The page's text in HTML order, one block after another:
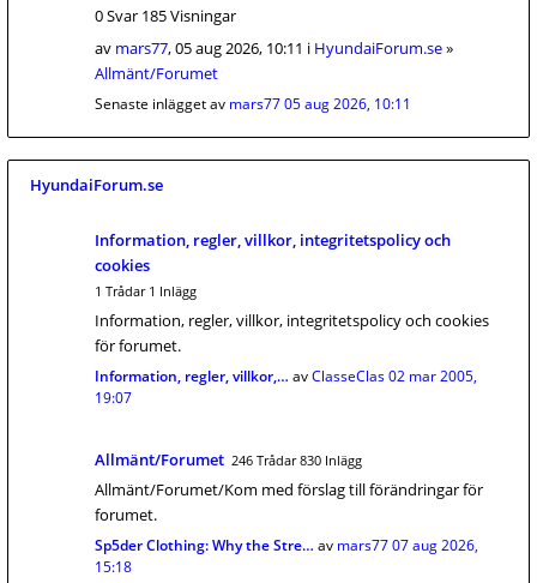
0 Svar 185 Visningar
av mars77, 05 aug 2026, 10:11 i HyundaiForum.se»
Allmänt/Forumet
Senaste inlägget av mars7705 aug 2026, 10:11
HyundaiForum.se
Information, regler, villkor, integritetspolicy och
cookies
1 Trådar 1 Inlägg
Information, regler, villkor, integritetspolicy och cookies
för forumet.
Information, regler, villkor,… avClasseClas02 mar 2005,
19:07
Allmänt/Forumet 246 Trådar 830 Inlägg
Allmänt/Forumet/Kom med förslag till förändringar för
forumet.
Sp5der Clothing: Why the Stre… av mars7707 aug 2026,
15:18